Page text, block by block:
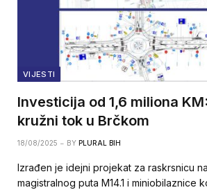
VIJESTI
Investicija od 1,6 miliona
kružni tok u Brčkom
18/08/2025 BY PLURAL BIH
Izrađen je idejni projekat za raskrsnicu
magistralnog puta M14.1 i miniobilaznice